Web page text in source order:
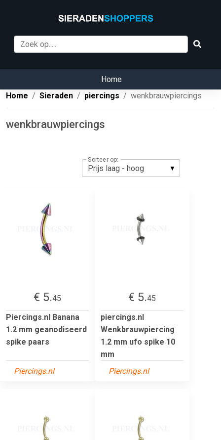
Home
Home
Sieraden piercings wenkbrauwpiercings
wenkbrauwpiercings
Sorteer op:
€ 5.45
Piercings.nl Banana
1.2 mm geanodiseerd
spike paars
Piercings.nl
€ 5.45
piercings.nl
Wenkbrauwpiercing
1.2 mm ufo spike 10
mm
Piercings.nl